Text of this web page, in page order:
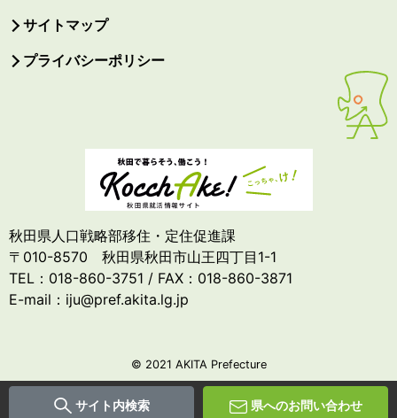
サイト内検索 県へのお問い合わせ
サイトマップ
プライバシーポリシー
秋田県人口戦略部移住・定住促進課
〒010-8570 秋田県秋田市山王四丁目1-1
TEL：018-860-3751 / FAX：018-860-3871
E-mail：iju@pref.akita.lg.jp
© 2021 AKITA Prefecture